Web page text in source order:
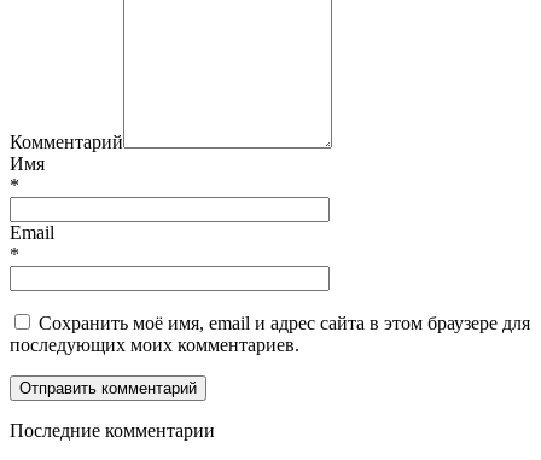
Комментарий
Имя
*
Email
*
Сохранить моё имя, email и адрес сайта в этом браузере для
последующих моих комментариев.
Последние комментарии